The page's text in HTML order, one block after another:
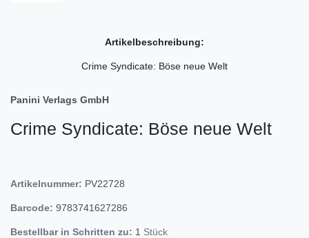
Artikelbeschreibung:
Crime Syndicate: Böse neue Welt
Panini Verlags GmbH
Crime Syndicate: Böse neue Welt
Artikelnummer: PV22728
Barcode: 9783741627286
Bestellbar in Schritten zu: 1 Stück